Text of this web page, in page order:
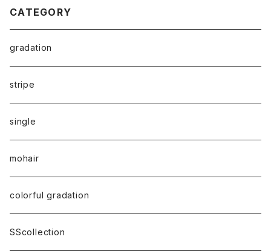
CATEGORY
gradation
stripe
single
mohair
colorful gradation
SScollection